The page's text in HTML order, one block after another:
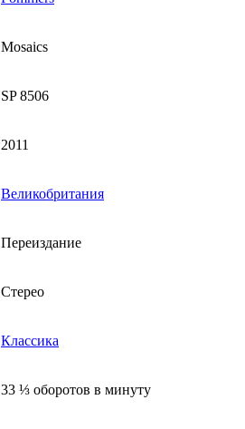
Mosaics
SP 8506
2011
Великобритания
Переиздание
Стерео
Классика
33 ⅓ оборотов в минуту